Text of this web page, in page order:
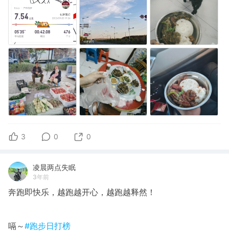
3 0 0
凌晨两点失眠
3年前
奔跑即快乐，越跑越开心，越跑越释然！
​嗝～#跑步日打榜